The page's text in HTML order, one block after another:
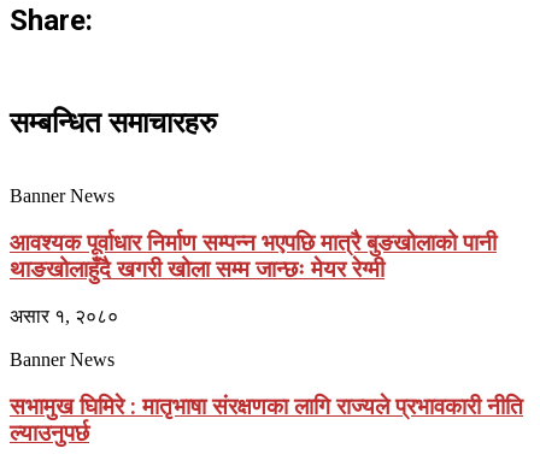
Share:
सम्बन्धित समाचारहरु
Banner News
आवश्यक पूर्वाधार निर्माण सम्पन्न भएपछि मात्रै बुङखोलाको पानी
थाङखोलाहुँदै खगरी खोला सम्म जान्छः मेयर रेग्मी
असार १, २०८०
Banner News
सभामुख घिमिरे : मातृभाषा संरक्षणका लागि राज्यले प्रभावकारी नीति
ल्याउनुपर्छ